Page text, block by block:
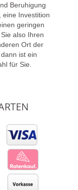
Beruhigung
eine Investition
geringen
also Ihren
Ort der
ist ein
für Sie.